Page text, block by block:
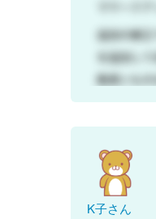
K子さん